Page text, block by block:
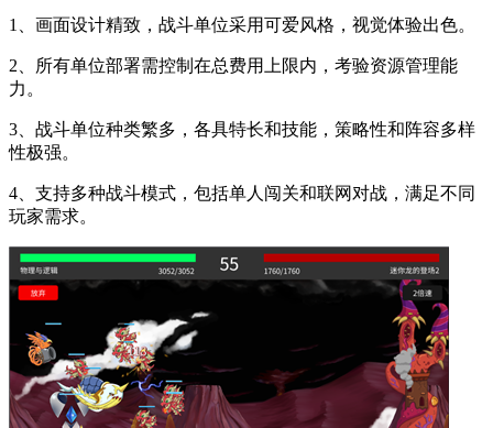
1、画面设计精致，战斗单位采用可爱风格，视觉体验出色。
2、所有单位部署需控制在总费用上限内，考验资源管理能
力。
3、战斗单位种类繁多，各具特长和技能，策略性和阵容多样
性极强。
4、支持多种战斗模式，包括单人闯关和联网对战，满足不同
玩家需求。